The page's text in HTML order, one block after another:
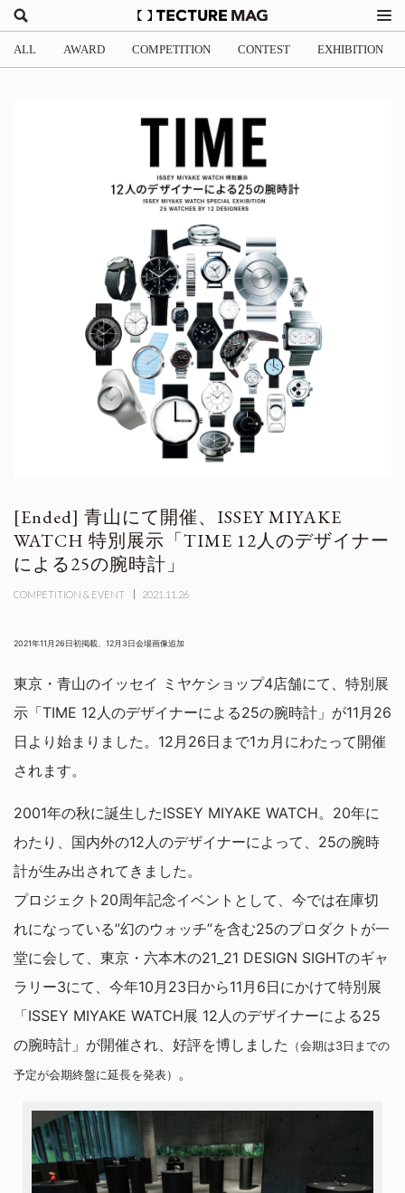
ALL AWARD COMPETITION CONTEST EXHIBITION
青山にて開催、ISSEY MIYAKE
WATCH 特別展示「TIME 12人のデザイナー
による25の腕時計」
COMPETITION & EVENT 2021.11.26
2021年11月26日初掲載、12月3日会場画像追加
東京・青山のイッセイ ミヤケショップ4店舗にて、特別展
示「TIME 12人のデザイナーによる25の腕時計」が11月26
日より始まりました。12月26日まで1カ月にわたって開催
されます。
2001年の秋に誕生したISSEY MIYAKE WATCH。20年に
わたり、国内外の12人のデザイナーによって、25の腕時
計が生み出されてきました。
プロジェクト20周年記念イベントとして、今では在庫切
れになっている”幻のウォッチ”を含む25のプロダクトが一
堂に会して、東京・六本木の21_21 DESIGN SIGHTのギャ
ラリー3にて、今年10月23日から11月6日にかけて特別展
「ISSEY MIYAKE WATCH展 12人のデザイナーによる25
の腕時計」が開催され、好評を博しました
（会期は3日までの
予定が会期終盤に延長を発表） 。